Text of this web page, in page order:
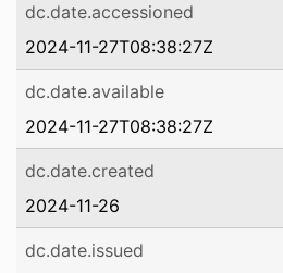
dc.date.accessioned
2024-11-27T08:38:27Z
dc.date.available
2024-11-27T08:38:27Z
dc.date.created
2024-11-26
dc.date.issued